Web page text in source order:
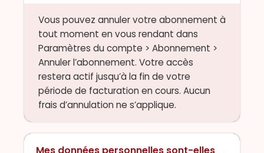
Vous pouvez annuler votre abonnement à
tout moment en vous rendant dans
Paramètres du compte > Abonnement >
Annuler l’abonnement. Votre accès
restera actif jusqu’à la fin de votre
période de facturation en cours. Aucun
frais d’annulation ne s’applique.